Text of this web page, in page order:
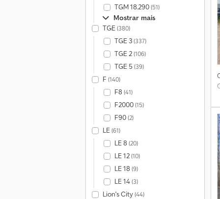
TGM 18.290(51)
Mostrar mais
TGE(380)
TGE 3(337)
TGE 2(106)
TGE 5 (39)
F (140)
F8 (41)
F2000(15)
F90(2)
LE(61)
LE 8 (20)
LE 12(10)
LE 18 (9)
LE 14(3)
Lion's City(44)